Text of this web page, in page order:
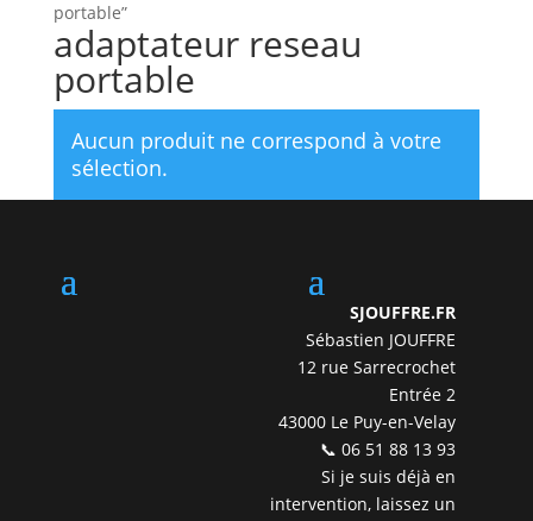
portable”
adaptateur reseau
portable
Aucun produit ne correspond à votre
sélection.
SJOUFFRE.FR
Sébastien JOUFFRE
12 rue Sarrecrochet
Entrée 2
43000 Le Puy-en-Velay
📞 06 51 88 13 93
Si je suis déjà en
intervention, laissez un